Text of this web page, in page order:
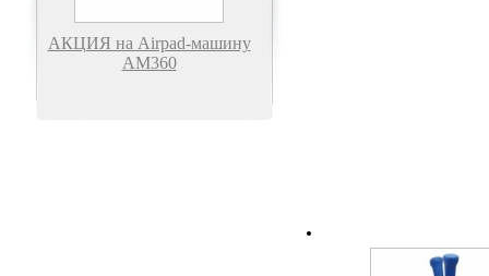
АКЦИЯ на Airpad-машину
АМ360